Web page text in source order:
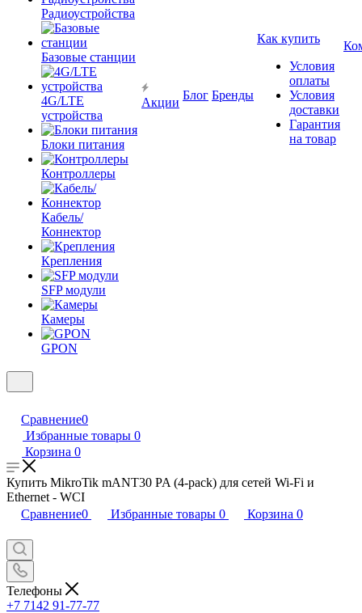
Радиоустройства
Базовые станции
4G/LTE
устройства
Блоки питания
Контроллеры
Кабель/
Коннектор
Крепления
SFP модули
Камеры
GPON
Акции
Блог Бренды
Как купить
Условия
оплаты
Условия
доставки
Гарантия
на товар
Сравнение0
Избранные товары 0
Корзина 0
Купить MikroTik mANT30 PA (4-pack) для сетей Wi-Fi и
Ethernet - WCI
Сравнение0 Избранные товары 0 Корзина 0
Телефоны
+7 7142 91-77-77